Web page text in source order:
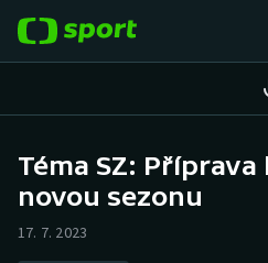
Hokej
Téma SZ:
novou sezonu
17. 7. 2023